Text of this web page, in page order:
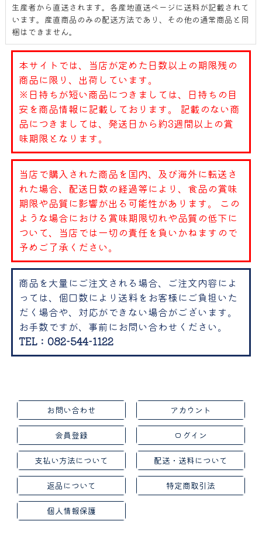
生産者から直送されます。各産地直送ページに送料が記載されて
います。産直商品のみの配送方法であり、その他の通常商品と同
梱はできません。
本サイトでは、当店が定めた日数以上の期限残の
商品に限り、出荷しています。
※日持ちが短い商品につきましては、日持ちの目
安を商品情報に記載しております。 記載のない商
品につきましては、発送日から約3週間以上の賞
味期限となります。
当店で購入された商品を国内、及び海外に転送さ
れた場合、配送日数の経過等により、食品の賞味
期限や品質に影響が出る可能性があります。 この
ような場合における賞味期限切れや品質の低下に
ついて、当店では一切の責任を負いかねますので
予めご了承ください。
商品を大量にご注文される場合、ご注文内容によ
っては、個口数により送料をお客様にご負担いた
だく場合や、対応ができない場合がございます。
お手数ですが、事前にお問い合わせください。
TEL：082-544-1122
お問い合わせ アカウント
会員登録 ログイン
支払い方法について 配送・送料について
返品について 特定商取引法
個人情報保護